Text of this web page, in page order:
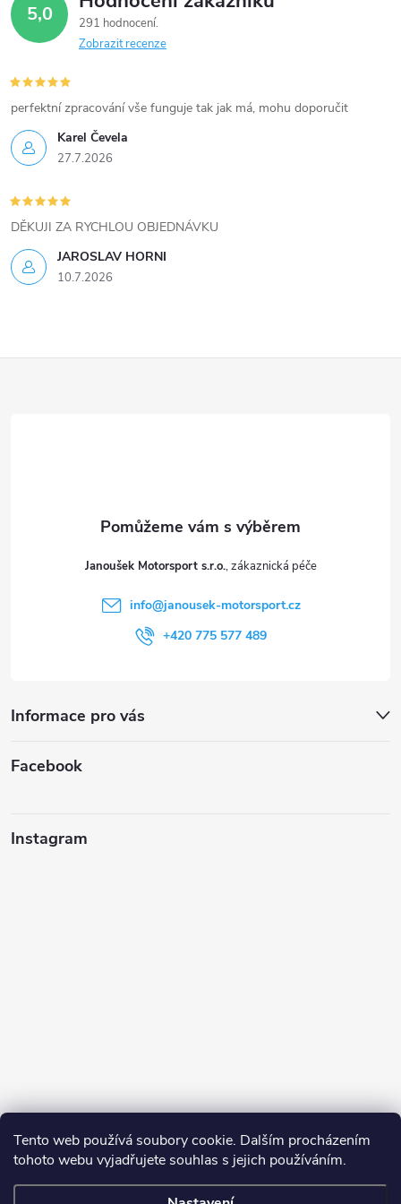
Tento web používá soubory cookie. Dalším procházením
tohoto webu vyjadřujete souhlas s jejich používáním.
d
a
c
í
p
r
v
k
y
ý
5,0
291 hodnocení
Zobrazit recenze
Karel Čevela
27.7.2026
perfektní zpracování vše funguje tak jak má, mohu doporučit
JAROSLAV HORNI
10.7.2026
DĚKUJI ZA RYCHLOU OBJEDNÁVKU
Janoušek Motorsport s.r.o.
info@janousek-motorsport.cz
+420 775 577 489
Informace pro vás
Facebook
Instagram
Sledovat na Instagramu